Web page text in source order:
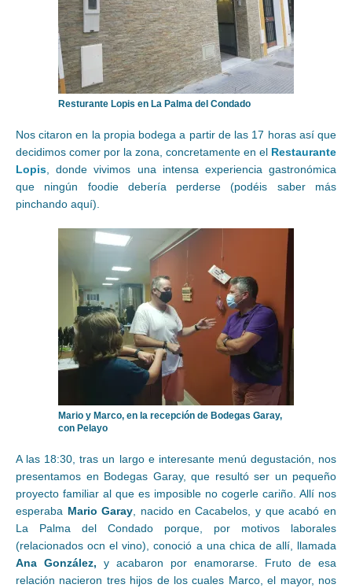
Resturante Lopis en La Palma del Condado
Nos citaron en la propia bodega a partir de las 17 horas así que
decidimos comer por la zona, concretamente en el Restaurante
Lopis, donde vivimos una intensa experiencia gastronómica
que ningún foodie debería perderse (podéis saber más
pinchando aquí).
Mario y Marco, en la recepción de Bodegas Garay,
con Pelayo
A las 18:30, tras un largo e interesante menú degustación, nos
presentamos en Bodegas Garay, que resultó ser un pequeño
proyecto familiar al que es imposible no cogerle cariño. Allí nos
esperaba Mario Garay, nacido en Cacabelos, y que acabó en
La Palma del Condado porque, por motivos laborales
(relacionados ocn el vino), conoció a una chica de allí, llamada
Ana González, y acabaron por enamorarse. Fruto de esa
relación nacieron tres hijos de los cuales Marco, el mayor, nos